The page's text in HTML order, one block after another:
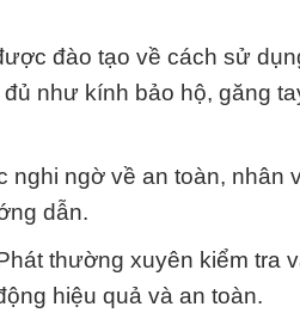
đào tạo về cách sử
như kính bảo hộ, găng
ngờ về an toàn, nhân
dẫn.
thường xuyên kiểm tra
hiệu quả và an toàn.